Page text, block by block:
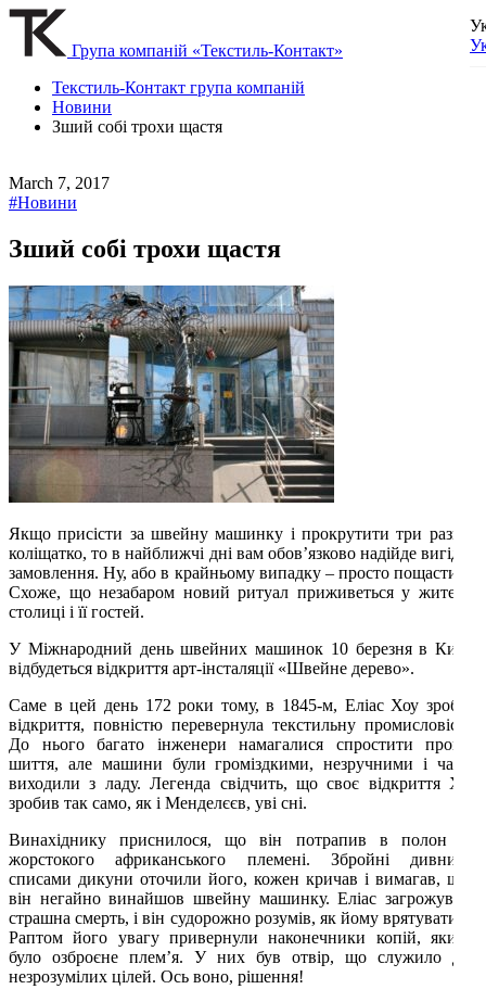
Група компаній «Текстиль-Контакт»
Текстиль-Контакт група компаній
Новини
Зший собі трохи щастя
March 7, 2017
#Новини
Зший собі трохи щастя
Якщо присісти за швейну машинку і прокрутити три рази її
коліщатко, то в найближчі дні вам обов’язково надійде вигідне
замовлення. Ну, або в крайньому випадку – просто пощастить.
Схоже, що незабаром новий ритуал приживеться у жителів
столиці і її гостей.
У Міжнародний день швейних машинок 10 березня в Києві
відбудеться відкриття арт-інсталяції «Швейне дерево».
Саме в цей день 172 роки тому, в 1845-м, Еліас Хоу зробив
відкриття, повністю перевернула текстильну промисловість.
До нього багато інженери намагалися спростити процес
шиття, але машини були громіздкими, незручними і часто
виходили з ладу. Легенда свідчить, що своє відкриття Хоу
зробив так само, як і Менделєєв, уві сні.
Винахіднику приснилося, що він потрапив в полон до
жорстокого африканського племені. Збройні дивними
списами дикуни оточили його, кожен кричав і вимагав, щоб
він негайно винайшов швейну машинку. Еліас загрожувала
страшна смерть, і він судорожно розумів, як йому врятуватися.
Раптом його увагу привернули наконечники копій, якими
було озброєне плем’я. У них був отвір, що служило для
незрозумілих цілей. Ось воно, рішення!